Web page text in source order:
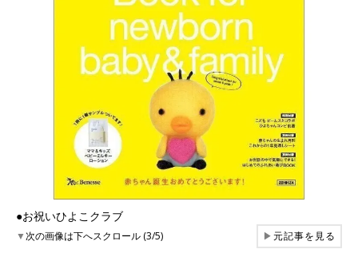
●お祝いひよこクラブ
▼次の画像は下へスクロール (3/5) ▶元記事を見る